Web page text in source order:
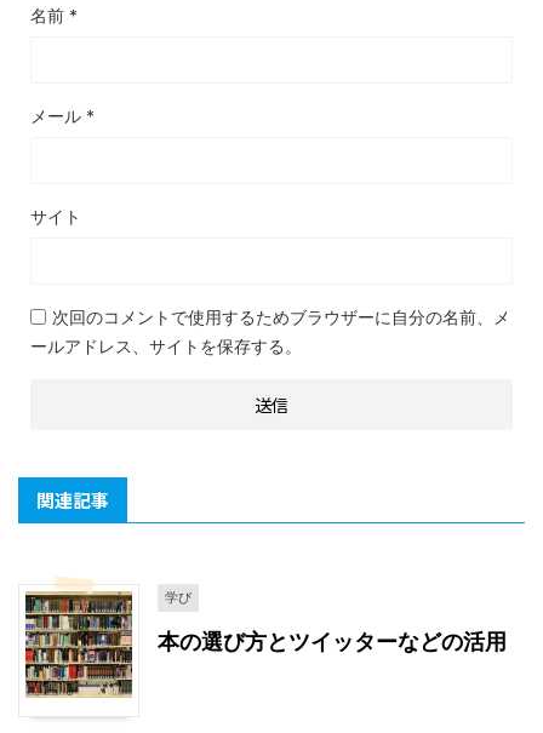
名前 *
メール *
サイト
次回のコメントで使用するためブラウザーに自分の名前、メ
ールアドレス、サイトを保存する。
関連記事
学び
本の選び方とツイッターなどの活用